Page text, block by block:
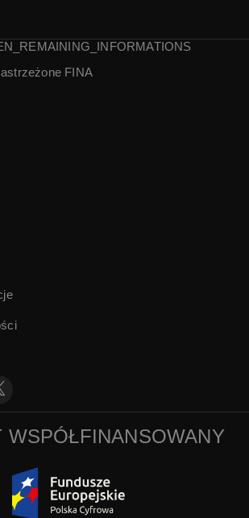
Wesela nie będzie |
FINA
WSPÓŁFINANSOWANY